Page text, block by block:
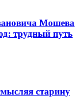
Мошева
трудный путь
старину